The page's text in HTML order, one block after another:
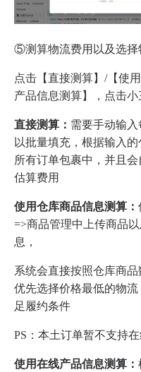
⑤测算物流费用以及选择
点击【直接测算】/【使
产品信息测算】，点击
直接测算： 需要手动输
以批量填充，根据输入
所有订单包裹中，并且
估算费用
使用仓库商品信息测算：
=>商品管理中上传商品
息，
系统会直接按照仓库商
优先选择价格最低的物
足履约条件
PS：本土订单暂不支持
使用在线产品信息测算：